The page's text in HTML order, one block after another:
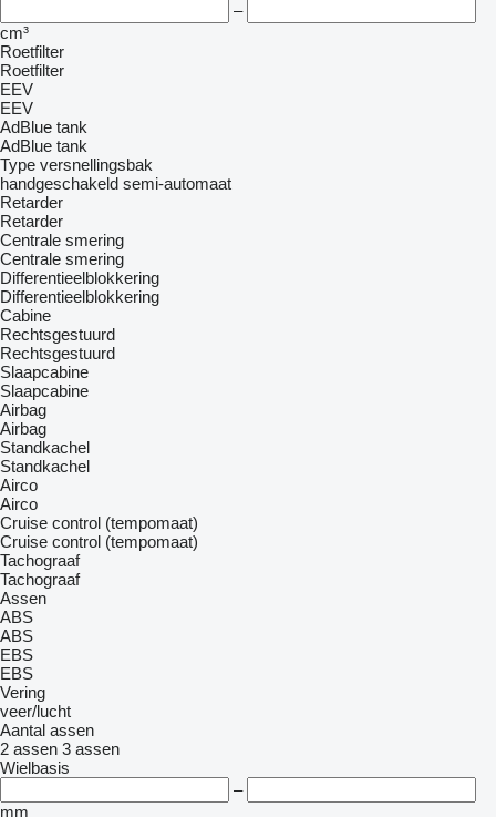
–
cm³
Roetfilter
Roetfilter
EEV
EEV
AdBlue tank
AdBlue tank
Type versnellingsbak
handgeschakeld semi-automaat
Retarder
Retarder
Centrale smering
Centrale smering
Differentieelblokkering
Differentieelblokkering
Cabine
Rechtsgestuurd
Rechtsgestuurd
Slaapcabine
Slaapcabine
Airbag
Airbag
Standkachel
Standkachel
Airco
Airco
Cruise control (tempomaat)
Cruise control (tempomaat)
Tachograaf
Tachograaf
Assen
ABS
ABS
EBS
EBS
Vering
veer/lucht
Aantal assen
2 assen 3 assen
Wielbasis
–
mm